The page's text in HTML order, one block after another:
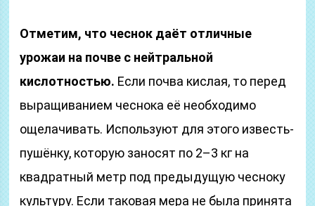
Отметим, что чеснок даёт отличные
урожаи на почве с нейтральной
кислотностью. Если почва кислая, то перед
выращиванием чеснока её необходимо
ощелачивать. Используют для этого известь-
пушёнку, которую заносят по 2–3 кг на
квадратный метр под предыдущую чесноку
культуру. Если таковая мера не была принята